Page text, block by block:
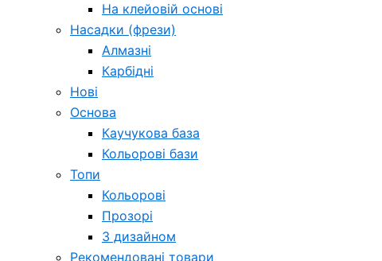
На клейовій основі
Насадки (фрези)
Алмазні
Карбідні
Нові
Основа
Каучукова база
Кольорові бази
Топи
Кольорові
Прозорі
З дизайном
Рекомендовані товари